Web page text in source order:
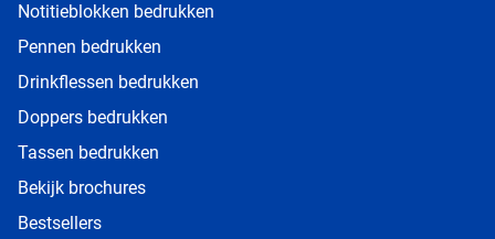
Notitieblokken bedrukken
Pennen bedrukken
Drinkflessen bedrukken
Doppers bedrukken
Tassen bedrukken
Bekijk brochures
Bestsellers